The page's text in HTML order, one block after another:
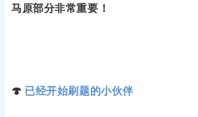
马原部分非常重要！
🍄 已经开始刷题的小伙伴